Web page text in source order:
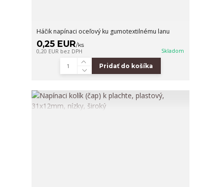
Háčik napínaci oceľový ku gumotextilnému lanu
0,25 EUR/ks
0,20 EUR bez DPH Skladom
Pridať do košíka